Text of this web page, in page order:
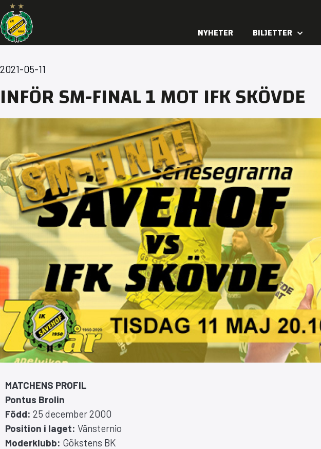
NYHETER BILJETTER
2021-05-11
INFÖR SM-FINAL 1 MOT IFK SKÖVDE
MATCHENS PROFIL
Pontus Brolin
Född: 25 december 2000
Position i laget: Vänsternio
Moderklubb: Gökstens BK